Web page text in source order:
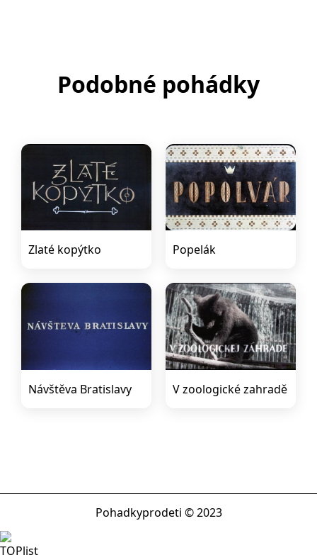
Podobné pohádky
Zlaté kopýtko Popelák
Návštěva Bratislavy V zoologické zahradě
Pohadkyprodeti © 2023